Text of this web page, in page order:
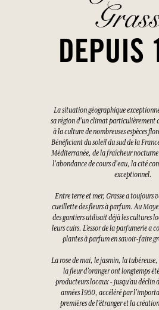
DEPUIS
La situation géographique
sa région d'un climat particulièrement
à la culture de nombreuses espèces
Bénéficiant du soleil du sud de la
Méditerranée, de la fraîcheur
l'abondance de cours d'eau, la cité
exceptionnel.
Entre terre et mer, Grasse a toujours
cueillette des fleurs à parfum. Au
des gantiers utilisait déjà les cultures
leurs cuirs. L’essor de la parfumerie a
plantes à parfum en savoir-faire
La rose de mai, le jasmin, la
la fleur d’oranger ont longtemps
producteurs locaux - jusqu’au déclin
années 1950, accéléré par
premières de l’étranger et la